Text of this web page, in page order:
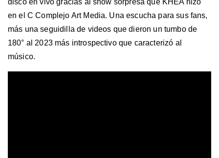
disco en vivo gracias al show sorpresa que KHEA hizo
en el C Complejo Art Media. Una escucha para sus fans,
más una seguidilla de videos que dieron un tumbo de
180° al 2023 más introspectivo que caracterizó al
músico.